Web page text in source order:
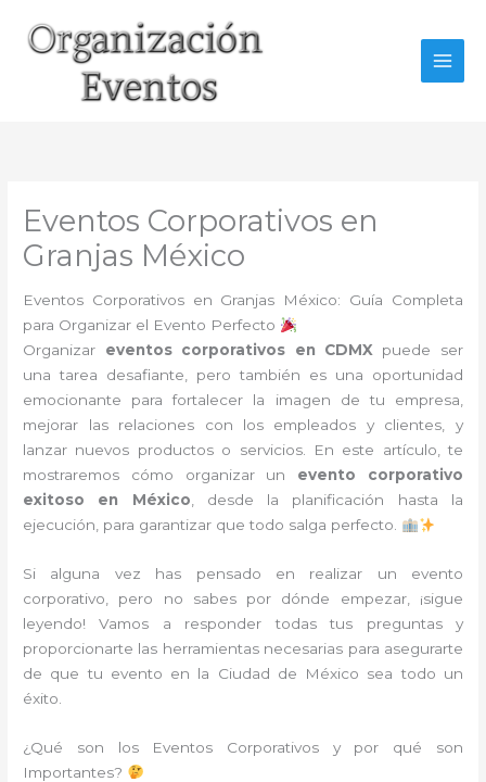
contenido
Eventos Corporativos en
Granjas México
Eventos Corporativos en Granjas México: Guía Completa
para Organizar el Evento Perfecto
Organizar eventos corporativos en CDMXpuede ser
una tarea desafiante, pero también es una oportunidad
emocionante para fortalecer la imagen de tu empresa,
mejorar las relaciones con los empleados y clientes, y
lanzar nuevos productos o servicios. En este artículo, te
mostraremos cómo organizar un evento corporativo
exitoso en México, desde la planificación hasta la
ejecución, para garantizar que todo salga perfecto.
Si alguna vez has pensado en realizar un evento
corporativo, pero no sabes por dónde empezar, ¡sigue
leyendo! Vamos a responder todas tus preguntas y
proporcionarte las herramientas necesarias para asegurarte
de que tu evento en la Ciudad de México sea todo un
éxito.
¿Qué son los Eventos Corporativos y por qué son
Importantes?